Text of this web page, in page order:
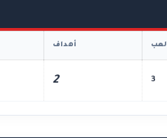
لعب أهداف
3
2